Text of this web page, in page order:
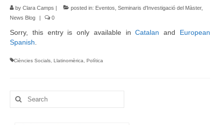
by Clara Camps | posted in: Eventos Seminaris d'Investigació del Màster,
News Blog
| 0
Sorry, this entry is only available inCatalan and European
Spanish
Ciències Socials Llatinomèrica Política
Search
for: